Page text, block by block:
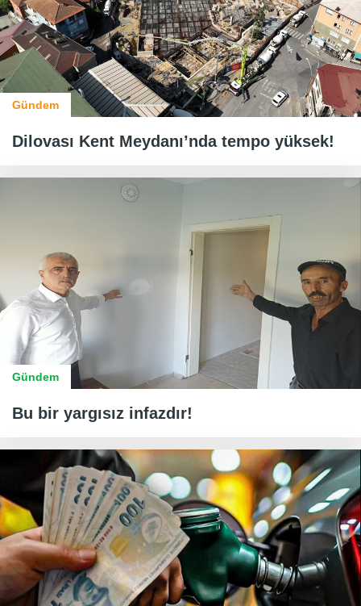
Gündem
Dilovası Kent Meydanı’nda tempo yüksek!
Gündem
Bu bir yargısız infazdır!